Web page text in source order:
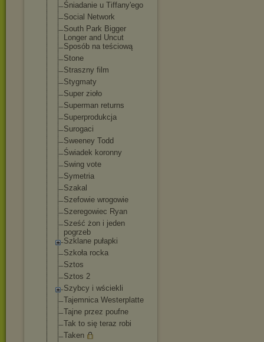
Śniadanie u Tiffany'ego
Social Network
South Park Bigger
Longer and Uncut
Sposób na teściową
Stone
Straszny film
Stygmaty
Super zioło
Superman returns
Superprodukcja
Surogaci
Sweeney Todd
Świadek koronny
Swing vote
Symetria
Szakal
Szefowie wrogowie
Szeregowiec Ryan
Sześć żon i jeden
pogrzeb
Szklane pułapki
Szkoła rocka
Sztos
Sztos 2
Szybcy i wściekli
Tajemnica Westerplatte
Tajne przez poufne
Tak to się teraz robi
Taken